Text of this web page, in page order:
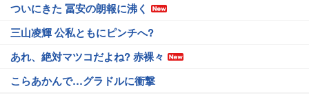
ついにきた 冨安の朗報に沸く
三山凌輝 公私ともにピンチへ?
あれ、絶対マツコだよね? 赤裸々
こらあかんで…グラドルに衝撃